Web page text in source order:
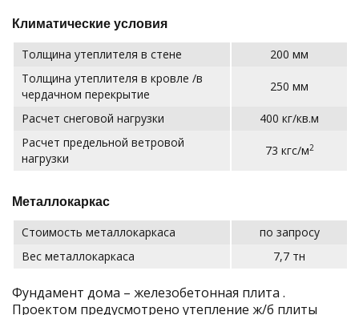
Климатические условия
Толщина утеплителя в стене
200 мм
Толщина утеплителя в кровле /в
чердачном перекрытие
250 мм
Расчет снеговой нагрузки
400 кг/кв.м
Расчет предельной ветровой
нагрузки
73 кгс/м2
Металлокаркас
Стоимость металлокаркаса
по запросу
Вес металлокаркаса
7,7 тн
Фундамент дома – железобетонная плита .
Проектом предусмотрено утепление ж/б плиты